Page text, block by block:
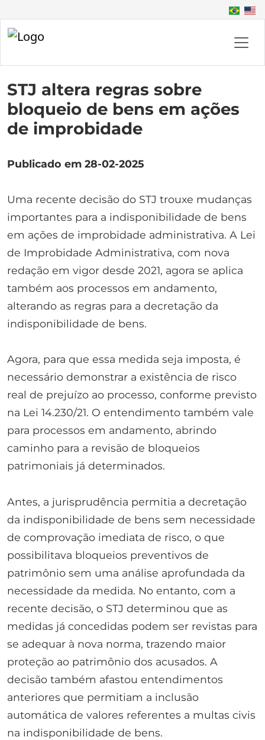
STJ altera regras sobre
bloqueio de bens em ações
de improbidade
Publicado em 28-02-2025
Uma recente decisão do STJ trouxe mudanças
importantes para a indisponibilidade de bens
em ações de improbidade administrativa. A Lei
de Improbidade Administrativa, com nova
redação em vigor desde 2021, agora se aplica
também aos processos em andamento,
alterando as regras para a decretação da
indisponibilidade de bens.
Agora, para que essa medida seja imposta, é
necessário demonstrar a existência de risco
real de prejuízo ao processo, conforme previsto
na Lei 14.230/21. O entendimento também vale
para processos em andamento, abrindo
caminho para a revisão de bloqueios
patrimoniais já determinados.
Antes, a jurisprudência permitia a decretação
da indisponibilidade de bens sem necessidade
de comprovação imediata de risco, o que
possibilitava bloqueios preventivos de
patrimônio sem uma análise aprofundada da
necessidade da medida. No entanto, com a
recente decisão, o STJ determinou que as
medidas já concedidas podem ser revistas para
se adequar à nova norma, trazendo maior
proteção ao patrimônio dos acusados. A
decisão também afastou entendimentos
anteriores que permitiam a inclusão
automática de valores referentes a multas civis
na indisponibilidade de bens.